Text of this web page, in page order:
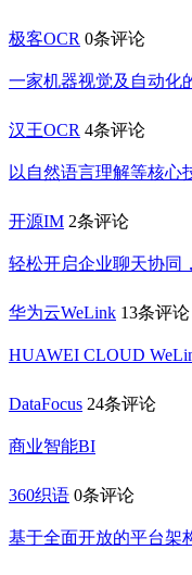
极客OCR 0条评论
一家机器视觉及自动化
汉王OCR 4条评论
以自然语言理解等核心
开源IM 2条评论
轻松开启企业聊天协同
华为云WeLink 13条评论
HUAWEI CLOUD
DataFocus 24条评论
商业智能BI
360织语 0条评论
基于全面开放的平台架